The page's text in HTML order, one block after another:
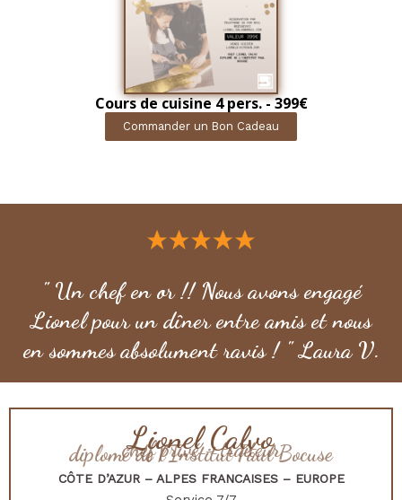
Cours de cuisine 4 pers. - 399€
Commander un Bon Cadeau
" Un chef en or !! Nous avons engagé
Lionel pour un dîner entre amis et nous
en sommes absolument ravis ! " Laura V.
Lionel Calvo
chef privé - traiteur
diplomé de l'Institut Paul Bocuse
CÔTE D’AZUR – ALPES FRANCAISES – EUROPE